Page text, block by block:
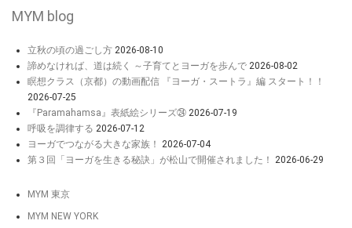
MYM blog
立秋の頃の過ごし方 2026-08-10
諦めなければ、道は続く ～子育てとヨーガを歩んで 2026-08-02
瞑想クラス（京都）の動画配信 『ヨーガ・スートラ』編 スタート！！
2026-07-25
『Paramahamsa』表紙絵シリーズ㉔ 2026-07-19
呼吸を調律する 2026-07-12
ヨーガでつながる大きな家族！
2026-07-04
第３回「ヨーガを生きる秘訣」が松山で開催されました！
2026-06-29
MYM 東京
MYM NEW YORK